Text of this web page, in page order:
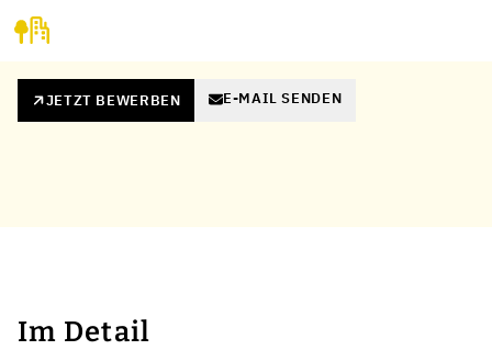
JETZT BEWERBEN E-MAIL SENDEN
Im Detail